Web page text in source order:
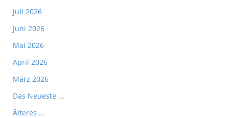
Juli 2026
Juni 2026
Mai 2026
April 2026
März 2026
Das Neueste ...
Älteres ...